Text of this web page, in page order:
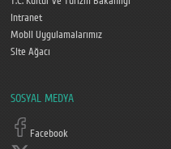
Intranet
Mobil Uygulamalarımız
Site Ağacı
SOSYAL MEDYA
Facebook